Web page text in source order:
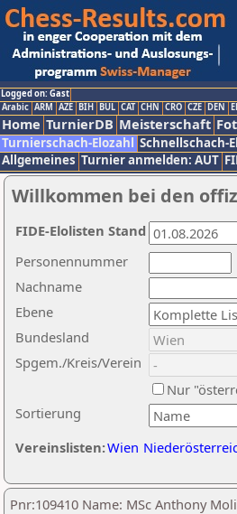
Logged on: Gast
Arabic ARM AZE BIH BUL CAT CHN CRO CZE DEN
Home TurnierDB Meisterschaft
Turnierschach-Elozahl Schnellschach-
Allgemeines Turnier anmelden: AUT
Willkommen bei den
Nachname
Ebene
Sortierung
Personennummer
Bundesland
Spgem./Kreis/Verein
Nur
Vereinslisten:Wien
FIDE-Elolisten Stand
Pnr:109410 Name: MSc Anthony